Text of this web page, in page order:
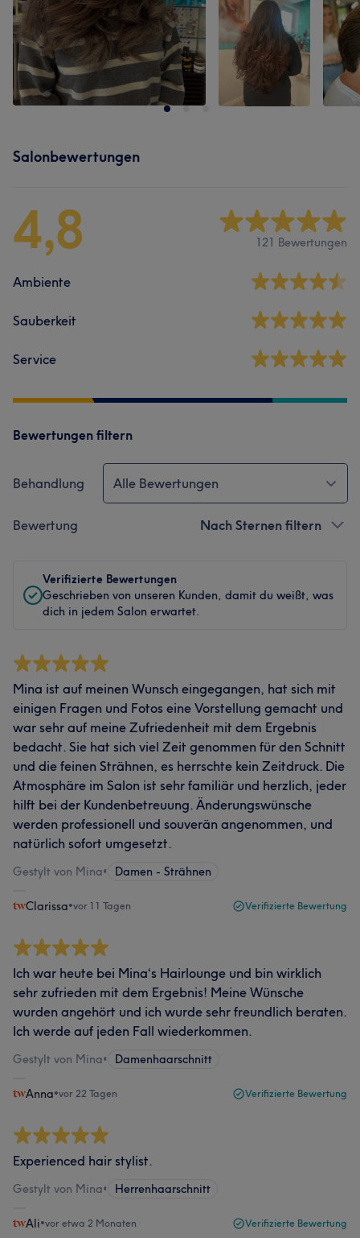
Salonbewertungen
4,8 121 Bewertungen
Ambiente
Sauberkeit
Service
Bewertungen filtern
Behandlung Alle Bewertungen
Bewertung Nach Sternen filtern
Verifizierte Bewertungen
Geschrieben von unseren Kunden, damit du weißt, was
dich in jedem Salon erwartet.
Mina ist auf meinen Wunsch eingegangen, hat sich mit
einigen Fragen und Fotos eine Vorstellung gemacht und
war sehr auf meine Zufriedenheit mit dem Ergebnis
bedacht. Sie hat sich viel Zeit genommen für den Schnitt
und die feinen Strähnen, es herrschte kein Zeitdruck. Die
Atmosphäre im Salon ist sehr familiär und herzlich, jeder
hilft bei der Kundenbetreuung. Änderungswünsche
werden professionell und souverän angenommen, und
natürlich sofort umgesetzt.
Gestylt von Mina• Damen - Strähnen
Clarissa•vor 11 Tagen Verifizierte Bewertung
Ich war heute bei Mina‘s Hairlounge und bin wirklich
sehr zufrieden mit dem Ergebnis! Meine Wünsche
wurden angehört und ich wurde sehr freundlich beraten.
Ich werde auf jeden Fall wiederkommen.
Gestylt von Mina• Damenhaarschnitt
Anna•vor 22 Tagen Verifizierte Bewertung
Experienced hair stylist.
Gestylt von Mina• Herrenhaarschnitt
Ali•vor etwa 2 Monaten Verifizierte Bewertung